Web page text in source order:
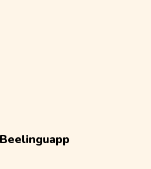
Beelinguapp